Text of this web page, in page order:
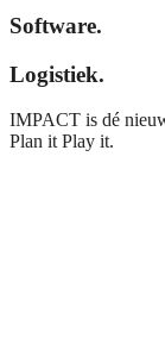
Software.
Logistiek.
IMPACT is dé
Plan it Play it.